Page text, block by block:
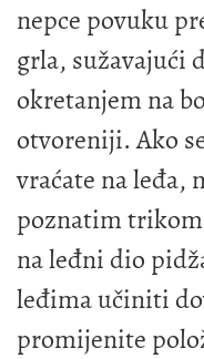
nepce povuku
grla, sužavajući
okretanjem na
otvoreniji. Ako
vraćate na leđa,
poznatim
na leđni dio
leđima učiniti
promijenite